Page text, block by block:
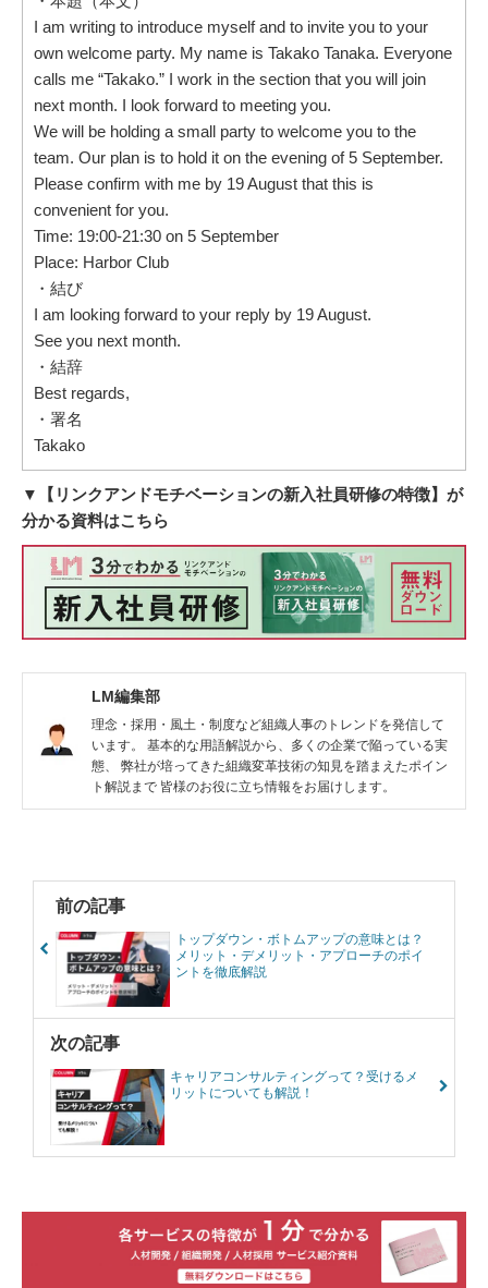
I am writing to introduce myself and to invite you to your
own welcome party. My name is Takako Tanaka. Everyone
calls me “Takako.” I work in the section that you will join
next month. I look forward to meeting you.
We will be holding a small party to welcome you to the
team. Our plan is to hold it on the evening of 5 September.
Please confirm with me by 19 August that this is
convenient for you.
Time: 19:00-21:30 on 5 September
Place: Harbor Club
・結び
I am looking forward to your reply by 19 August.
See you next month.
・結辞
Best regards,
・署名
Takako
▼【リンクアンドモチベーションの新入社員研修の特徴】が
分かる資料はこちら
LM編集部
理念・採用・風土・制度など組織人事のトレンドを発信して
います。 基本的な用語解説から、多くの企業で陥っている実
態、 弊社が培ってきた組織変革技術の知見を踏まえたポイン
ト解説まで 皆様のお役に立ち情報をお届けします。
前の記事
トップダウン・ボトムアップの意味とは？
メリット・デメリット・アプローチのポイ
ントを徹底解説
次の記事
キャリアコンサルティングって？受けるメ
リットについても解説！